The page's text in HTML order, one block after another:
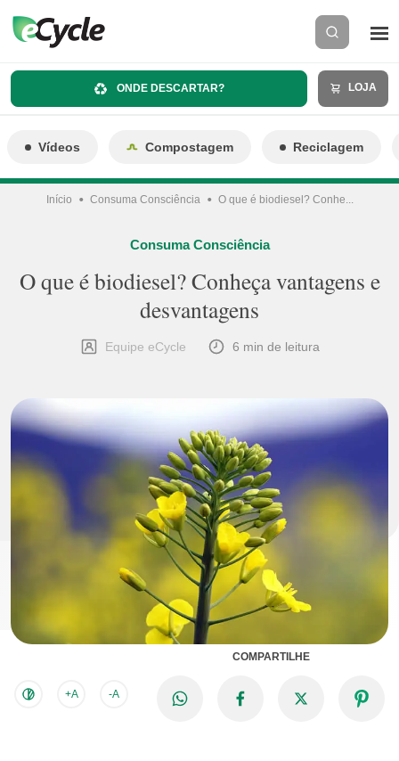
ONDE DESCARTAR? LOJA
Vídeos Compostagem Reciclagem
Início Consuma Consciência O que é biodiesel? Conhe...
Consuma Consciência
O que é biodiesel? Conheça vantagens e
desvantagens
Equipe eCycle 6 min de leitura
+A -A
COMPARTILHE